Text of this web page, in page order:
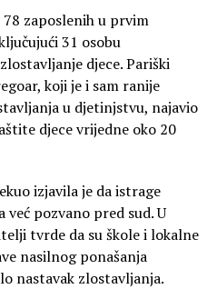
78 zaposlenih u prvim
31 osobu
djece. Pariški
koji je i sam ranije
u djetinjstvu, najavio
djece vrijedne oko 20
izjavila je da istrage
već pozvano pred sud. U
tvrde da su škole i lokalne
nasilnog ponašanja
nastavak zlostavljanja.